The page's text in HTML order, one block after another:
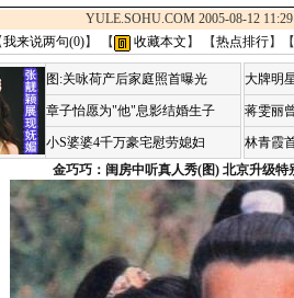
YULE.SOHU.COM 2005-08-12
我来说两句(0)】 【 收藏本文 】 【热点排行】【
图:关咏荷产后家庭照首曝光
章子怡愿为"他"息影结婚生子
小S婆婆4千万豪宅慰劳媳妇
大牌明
蒋雯丽
林青霞
金巧巧：闺房中听真人秀(图) 北京升级特